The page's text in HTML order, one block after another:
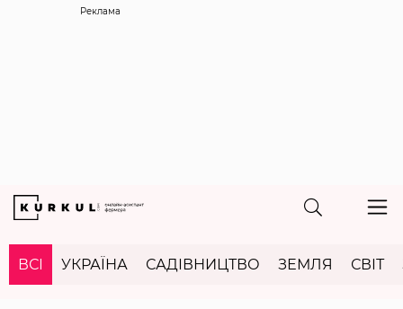
Реклама
ВСІ УКРАЇНА САДІВНИЦТВО ЗЕМЛЯ СВІТ